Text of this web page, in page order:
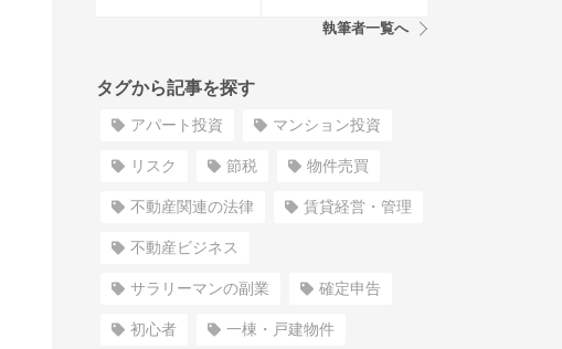
執筆者一覧へ
タグから記事を探す
アパート投資 マンション投資
リスク 節税 物件売買
不動産関連の法律 賃貸経営・管理
不動産ビジネス
サラリーマンの副業 確定申告
初心者 一棟・戸建物件